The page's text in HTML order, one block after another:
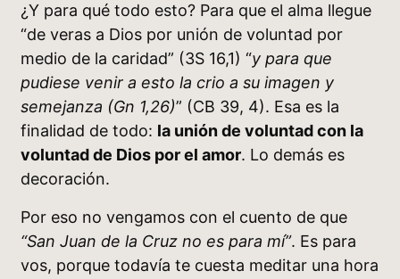
¿Y para qué todo esto? Para que el alma llegue
“de veras a Dios por unión de voluntad por
medio de la caridad” (3S 16,1) “y para que
pudiese venir a esto la crio a su imagen y
semejanza (Gn 1,26)” (CB 39, 4). Esa es la
finalidad de todo: la unión de voluntad con la
voluntad de Dios por el amor. Lo demás es
decoración.
Por eso no vengamos con el cuento de que
“San Juan de la Cruz no es para mí”. Es para
vos, porque todavía te cuesta meditar una hora